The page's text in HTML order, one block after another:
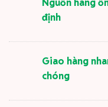
Nguồn hàng
định
Giao hàng
chóng